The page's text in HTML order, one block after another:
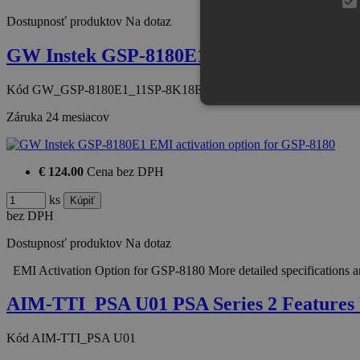
Dostupnosť produktov Na dotaz
GW Instek GSP-8180E1 EMI activation
Kód GW_GSP-8180E1_11SP-8K18E101
Záruka 24 mesiacov
€ 124.00 Cena bez DPH
ks
bez DPH
Dostupnosť produktov Na dotaz
EMI Activation Option for GSP-8180 More detailed specifications
AIM-TTI_PSA U01 PSA Series 2 Features
Kód AIM-TTI_PSA U01